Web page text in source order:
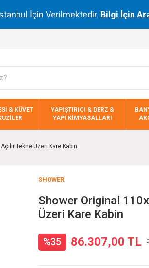
İçin Verilmektedir. Bilgi İçin
& KÜVET
YAPIŞTIRICI & DERZ &
YAPI KİMYASALLARI
Tekne Üzeri Kare Kabin
SHOWER
Shower Original
Üzeri Kare Kabin
%35 86.307,00 TL